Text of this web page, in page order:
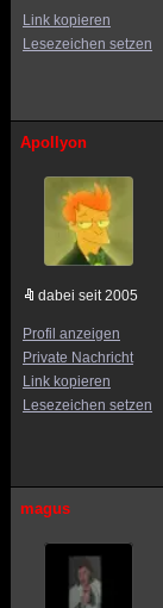
Link kopieren
Lesezeichen setzen
Apollyon
dabei seit 2005
Profil anzeigen
Private Nachricht
Link kopieren
Lesezeichen setzen
magus